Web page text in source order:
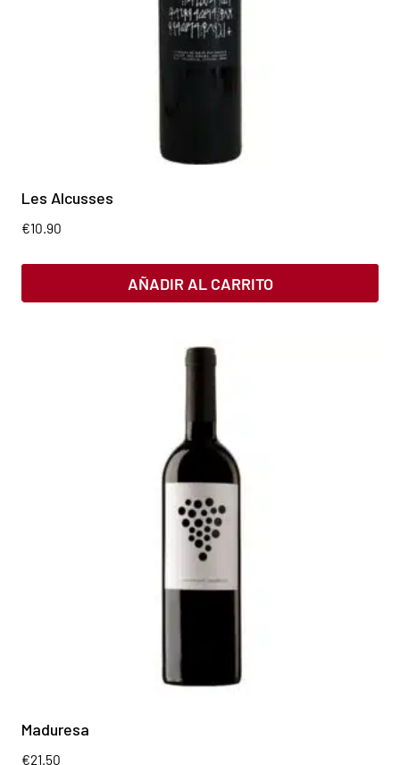
Les Alcusses
€10.90
AÑADIR AL CARRITO
Maduresa
€21.50